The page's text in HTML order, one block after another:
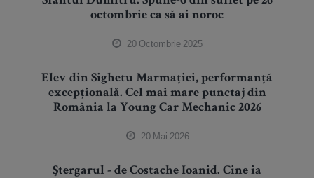
octombrie ca să ai noroc
20 Octombrie 2025
Elev din Sighetu Marmației, performanță
excepțională. Cel mai mare punctaj din
România la Young Car Mechanic 2026
20 Mai 2026
Ştergarul - de Costache Ioanid. Cine ia